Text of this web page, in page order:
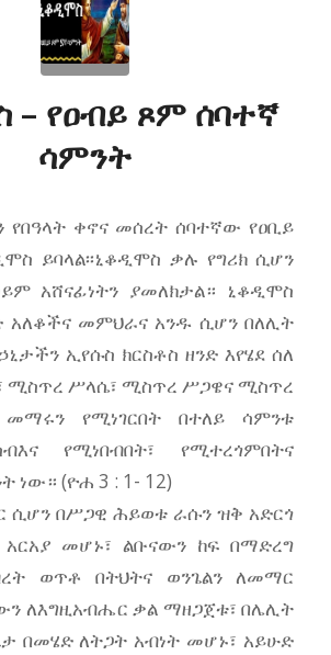
– የዐብይ ጾም ሰባተኛ
ሳምንት
የበዓላት ቀኖና መሰረት ሰባተኛው የዐቢይ
ይባላል፡፡ኒቆዲሞስ ቃሉ የግሪክ ሲሆን
አሸናፊነትን ያመለክታል። ኒቆዲሞስ
አለቆችና መምህራና አንዱ ሲሆን በለሊት
ኢየሱስ ክርስቶስ ዘንድ እየሄደ ሰለ
ሚስጥረ ሥላሴ፣ ሚስጥረ ሥጋዌና ሚስጥረ
የሚነገርበት በተለይ ሳምንቱ
የሚነበብበት፣ የሚተረጎምበትና
ነው። (ዮሐ 3 : 1- 12)
በሥጋዊ ሕይወቱ ራሱን ዝቅ አድርጎ
አርአያ መሆኑ፣ ልቡናውን ከፍ በማድረግ
ወጥቶ በትህትና ወንጌልን ለመማር
ለእግዚአብሔር ቃል ማዘጋጀቱ፣ በሌሊት
በመሄድ ለትጋት አብነት መሆኑ፣ አይሁድ